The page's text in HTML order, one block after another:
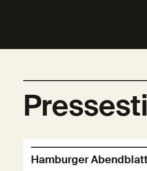
Hamburger